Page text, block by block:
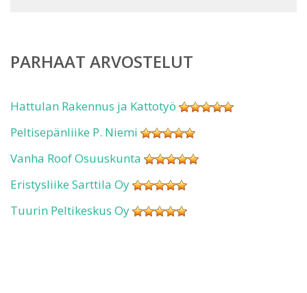
PARHAAT ARVOSTELUT
Hattulan Rakennus ja Kattotyö
Peltisepänliike P. Niemi
Vanha Roof Osuuskunta
Eristysliike Sarttila Oy
Tuurin Peltikeskus Oy